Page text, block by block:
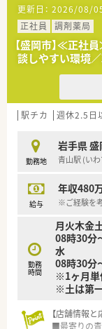
≪ こんな
★経験が少な
★在宅医療に
★子育てや
る方
更新日： 2026/08/
正社員
調剤薬局
【盛岡市】≪正社
談しやすい環境
駅チカ 週休2.5日
勤務地
岩手県 盛
青山駅 (い
給与
年収480
※ご経験を
勤務
時間
月火木金
08時30分
水
08時30分
※1ヶ月単
※土は第
【店舗情報と